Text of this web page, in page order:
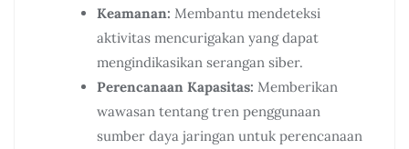
Keamanan: Membantu mendeteksi
aktivitas mencurigakan yang dapat
mengindikasikan serangan siber.
Perencanaan Kapasitas: Memberikan
wawasan tentang tren penggunaan
sumber daya jaringan untuk perencanaan